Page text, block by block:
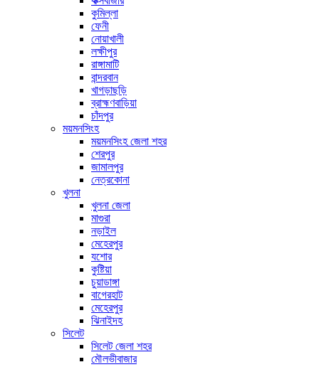
কুমিল্লা
ফেনী
নোয়াখালী
লক্ষীপুর
রাঙ্গামাটি
বান্দরবান
খাগড়াছড়ি
ব্রাহ্মণবাড়িয়া
চাঁদপুর
ময়মনসিংহ
ময়মনসিংহ জেলা শহর
শেরপুর
জামালপুর
নেত্রকোনা
খুলনা
খুলনা জেলা
মাগুরা
নড়াইল
মেহেরপুর
যশোর
কুষ্টিয়া
চুয়াডাঙ্গা
বাগেরহাট
মেহেরপুর
ঝিনাইদহ
সিলেট
সিলেট জেলা শহর
মৌলভীবাজার